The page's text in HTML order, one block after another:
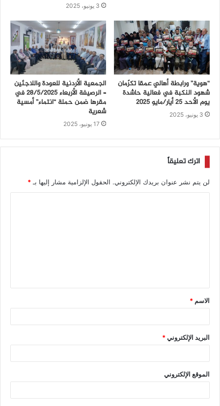
3 يونيو، 2025
“هوية” ورابطة أهالي عمقا تكرّمان
شهود النكبة في فعالية حاشدة
يوم الأحد 25 أيار/مايو 2025
3 يونيو، 2025
الجمعية الأردنية للعودة واللاجئين
– الرصيفة الأربعاء ٢٨/٥/٢٠٢٥ في
مقرها ضمن حملة “انتماء” أمسية
شعرية
17 يونيو، 2025
اترك تعليقاً
لن يتم نشر عنوان بريدك الإلكتروني. الحقول الإلزامية مشار إليها بـ *
الاسم *
البريد الإلكتروني*
الموقع الإلكتروني